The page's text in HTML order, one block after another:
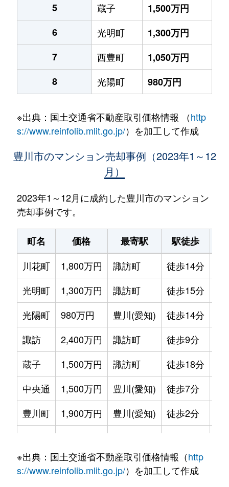
5
蔵子
1,500万円
6
光明町
1,300万円
7
西豊町
1,050万円
8
光陽町 980万円
※出典：国土交通省不動産取引価格情報 （http
s://www.reinfolib.mlit.go.jp/）を加工して作成
豊川市のマンション売却事例（2023年1～12
月）
2023年1～12月に成約した豊川市のマンション
売却事例です。
町名 価格 最寄駅 駅徒歩
川花町
1,800万円 諏訪町 徒歩14分
光明町
1,300万円 諏訪町 徒歩15分
光陽町
980万円 豊川(愛知) 徒歩14分
諏訪
2,400万円 諏訪町 徒歩9分
蔵子
1,500万円 諏訪町 徒歩18分
中央通
1,500万円 豊川(愛知) 徒歩7分
豊川町
1,900万円 豊川(愛知) 徒歩2分
西豊町
1,100万円 豊川(愛知) 徒歩13分
※出典：国土交通省不動産取引価格情報（http
s://www.reinfolib.mlit.go.jp/）を加工して作成